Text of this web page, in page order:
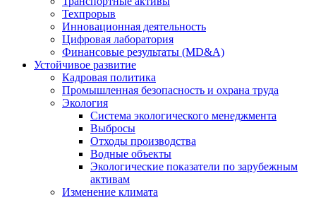
Техпрорыв
Инновационная деятельность
Цифровая лаборатория
Финансовые результаты (MD&A)
Устойчивое развитие
Кадровая политика
Промышленная безопасность и охрана труда
Экология
Система экологического менеджмента
Выбросы
Отходы производства
Водные объекты
Экологические показатели по зарубежным
активам
Изменение климата